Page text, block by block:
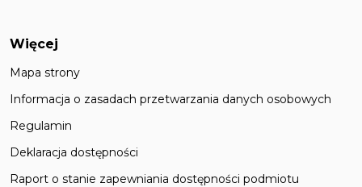
Więcej
Mapa strony
Informacja o zasadach przetwarzania danych osobowych
Regulamin
Deklaracja dostępności
Raport o stanie zapewniania dostępności podmiotu